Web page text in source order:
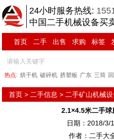
24小时服务热线:
中国二手机械设备买
首页 二手 出售 求购 标签
热点: 烘干机 破碎机 挤塑板 广东 三筒
首页 > 二手信息 > 二手矿山机械
2.1×4.5米二手球
日期：2018/3/
作者：二手大